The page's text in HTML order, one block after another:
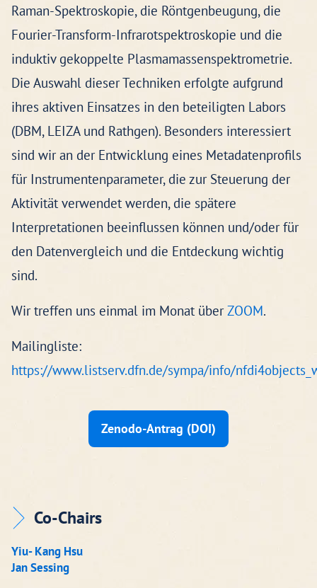
Raman-Spektroskopie, die Röntgenbeugung, die
Fourier-Transform-Infrarotspektroskopie und die
induktiv gekoppelte Plasmamassenspektrometrie.
Die Auswahl dieser Techniken erfolgte aufgrund
ihres aktiven Einsatzes in den beteiligten Labors
(DBM, LEIZA und Rathgen). Besonders interessiert
sind wir an der Entwicklung eines Metadatenprofils
für Instrumentenparameter, die zur Steuerung der
Aktivität verwendet werden, die spätere
Interpretationen beeinflussen können und/oder für
den Datenvergleich und die Entdeckung wichtig
sind.
Wir treffen uns einmal im Monat überZOOM.
Mailingliste:
https://www.listserv.dfn.de/sympa/info/
Zenodo-Antrag (DOI)
Co-Chairs
Yiu- Kang Hsu
Jan Sessing